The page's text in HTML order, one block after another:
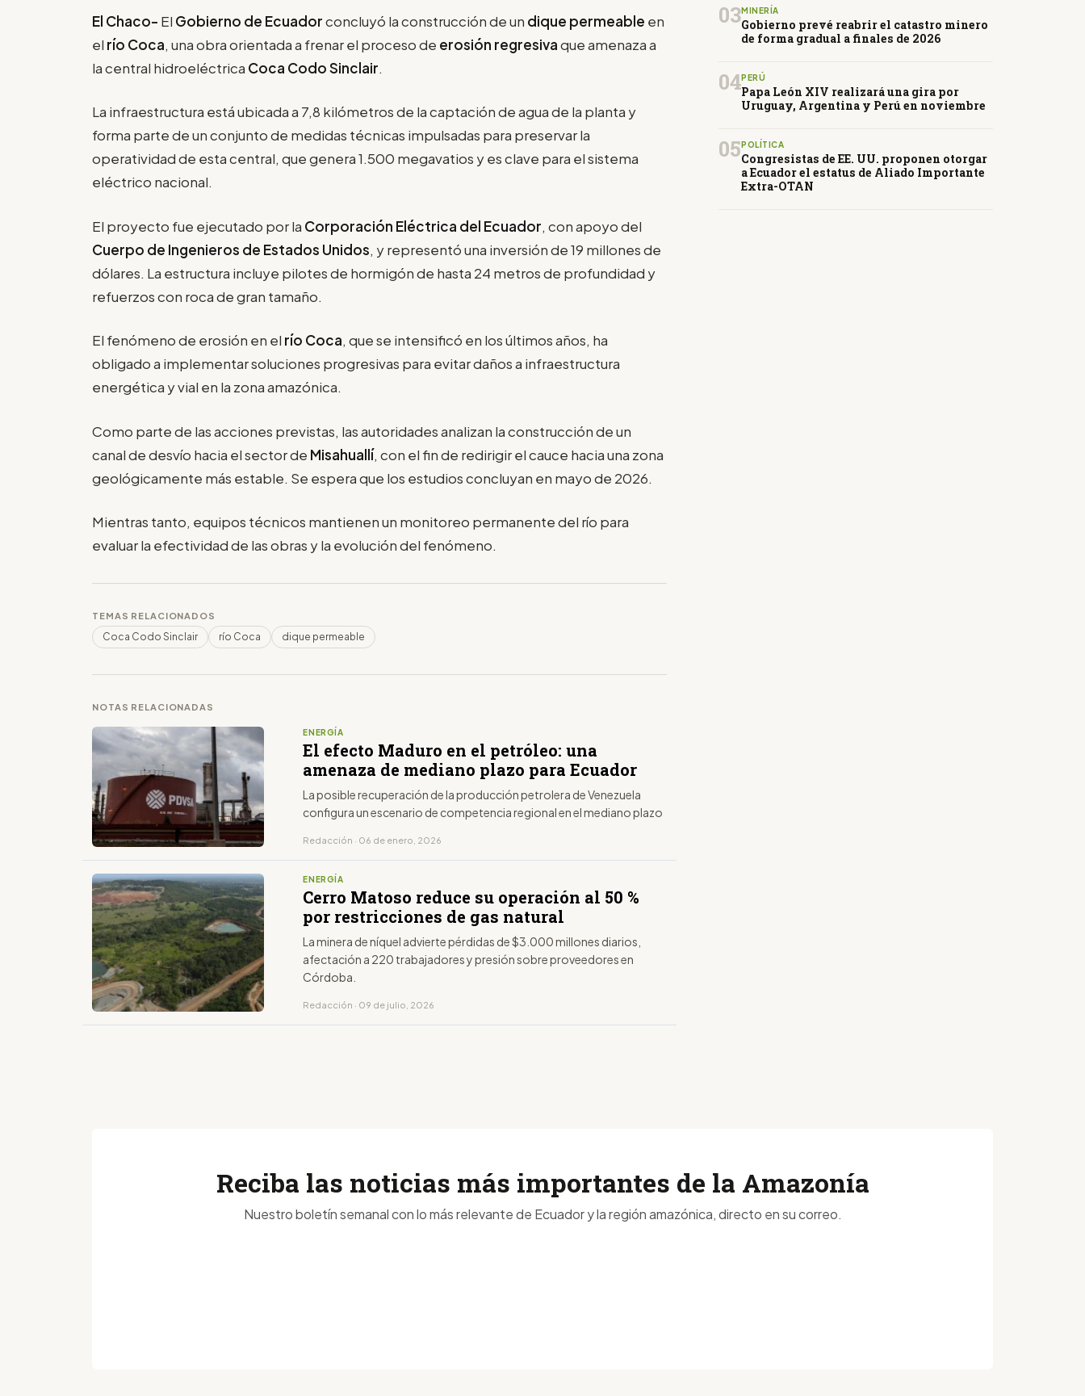
El Chaco- El Gobierno de Ecuadorconcluyó la construcción de un dique permeable en
el río Coca, una obra orientada a frenar el proceso de erosión regresivaque amenaza a
la central hidroeléctrica Coca Codo Sinclair.
La infraestructura está ubicada a 7,8 kilómetros de la captación de agua de la planta y
forma parte de un conjunto de medidas técnicas impulsadas para preservar la
operatividad de esta central, que genera 1.500 megavatios y es clave para el sistema
eléctrico nacional.
El proyecto fue ejecutado por la Corporación Eléctrica del Ecuador, con apoyo del
Cuerpo de Ingenieros de Estados Unidos, y representó una inversión de 19 millones de
dólares. La estructura incluye pilotes de hormigón de hasta 24 metros de profundidad y
refuerzos con roca de gran tamaño.
El fenómeno de erosión en el río Coca, que se intensificó en los últimos años, ha
obligado a implementar soluciones progresivas para evitar daños a infraestructura
energética y vial en la zona amazónica.
Como parte de las acciones previstas, las autoridades analizan la construcción de un
canal de desvío hacia el sector de Misahuallí, con el fin de redirigir el cauce hacia una zona
geológicamente más estable. Se espera que los estudios concluyan en mayo de 2026.
Mientras tanto, equipos técnicos mantienen un monitoreo permanente del río para
evaluar la efectividad de las obras y la evolución del fenómeno.
TEMAS RELACIONADOS
Coca Codo Sinclair río Coca dique permeable
NOTAS RELACIONADAS
ENERGÍA
El efecto Maduro en el petróleo: una
amenaza de mediano plazo para Ecuador
La posible recuperación de la producción petrolera de Venezuela
configura un escenario de competencia regional en el mediano plazo
Redacción · 06 de enero, 2026
ENERGÍA
Cerro Matoso reduce su operación al 50 %
por restricciones de gas natural
La minera de níquel advierte pérdidas de $3.000 millones diarios,
afectación a 220 trabajadores y presión sobre proveedores en
Córdoba.
Redacción · 09 de julio, 2026
03MINERÍA
Gobierno prevé reabrir el catastro minero
de forma gradual a finales de 2026
04PERÚ
Papa León XIV realizará una gira por
Uruguay, Argentina y Perú en noviembre
05 POLÍTICA
Congresistas de EE. UU. proponen otorgar
a Ecuador el estatus de Aliado Importante
Extra-OTAN
Reciba las noticias más importantes de la Amazonía
Nuestro boletín semanal con lo más relevante de Ecuador y la región amazónica, directo en su correo.